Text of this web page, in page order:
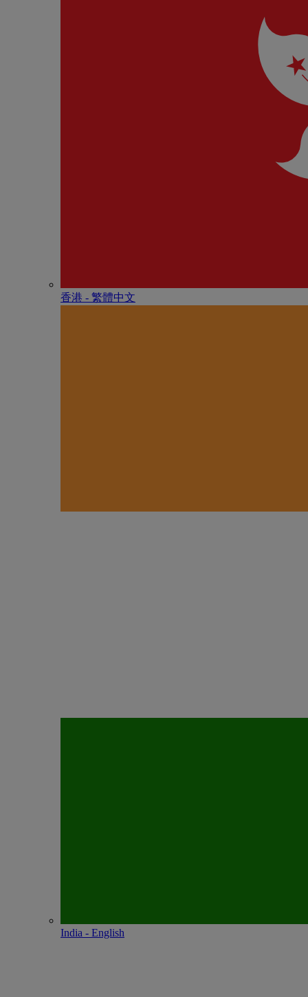
香港 - 繁體中文
India - English